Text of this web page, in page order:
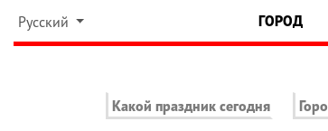
Русский ГОРОД
Какой праздник сегодня